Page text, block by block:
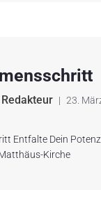
| 23.
Entfalte Dein
Kirche